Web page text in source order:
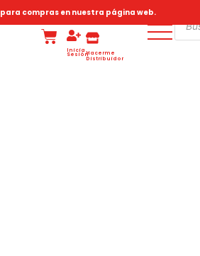
para compras en nuestra página web.
Inicia
SesiónHacerme
Distribuidor